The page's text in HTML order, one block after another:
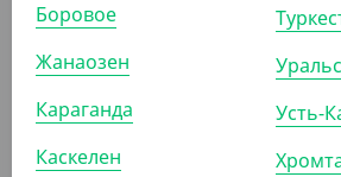
3 980
(79.60₸/ШТ)
Контейнер (ланч-бокс) СпК-230, 700
Боровое
Жанаозен
Караганда
Каскелен
Усть-